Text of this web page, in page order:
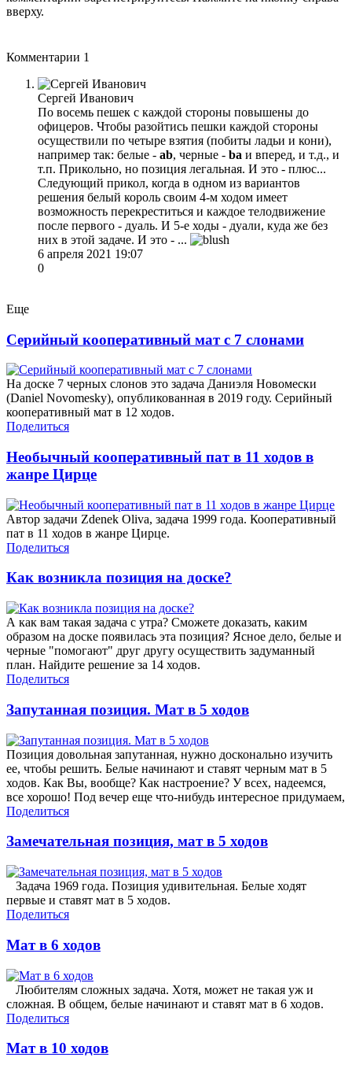
вверху.
Комментарии 1
Сергей Иванович
По восемь пешек с каждой стороны повышены до
офицеров. Чтобы разойтись пешки каждой стороны
осуществили по четыре взятия (побиты ладьи и кони),
например так: белые - ab, черные - ba и вперед, и т.д., и
т.п. Прикольно, но позиция легальная. И это - плюс...
Следующий прикол, когда в одном из вариантов
решения белый король своим 4-м ходом имеет
возможность перекреститься и каждое телодвижение
после первого - дуаль. И 5-е ходы - дуали, куда же без
них в этой задаче. И это - ...
6 апреля 2021 19:07
0
Еще
Серийный кооперативный мат с 7 слонами
На доске 7 черных слонов это задача Даниэля Новомески
(Daniel Novomesky), опубликованная в 2019 году. Серийный
кооперативный мат в 12 ходов.
Поделиться
Необычный кооперативный пат в 11 ходов в
жанре Цирце
Автор задачи Zdenek Oliva, задача 1999 года. Кооперативный
пат в 11 ходов в жанре Цирце.
Поделиться
Как возникла позиция на доске?
А как вам такая задача с утра? Сможете доказать, каким
образом на доске появилась эта позиция? Ясное дело, белые и
черные "помогают" друг другу осуществить задуманный
план. Найдите решение за 14 ходов.
Поделиться
Запутанная позиция. Мат в 5 ходов
Позиция довольная запутанная, нужно досконально изучить
ее, чтобы решить. Белые начинают и ставят черным мат в 5
ходов. Как Вы, вообще? Как настроение? У всех, надеемся,
все хорошо! Под вечер еще что-нибудь интересное придумаем,
Поделиться
Замечательная позиция, мат в 5 ходов
Задача 1969 года. Позиция удивительная. Белые ходят
первые и ставят мат в 5 ходов.
Поделиться
Мат в 6 ходов
Любителям сложных задача. Хотя, может не такая уж и
сложная. В общем, белые начинают и ставят мат в 6 ходов.
Поделиться
Мат в 10 ходов